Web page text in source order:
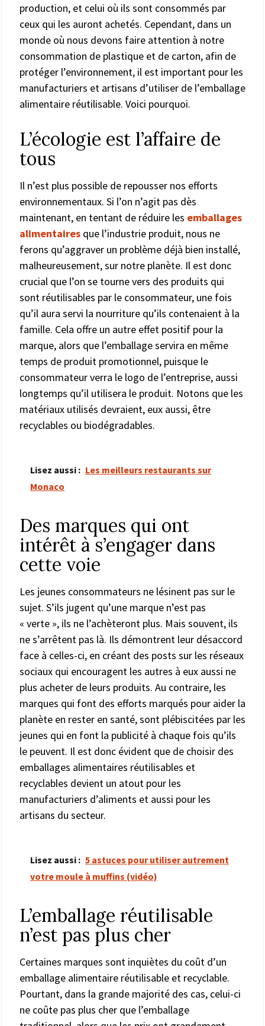
production, et celui où ils sont consommés par
ceux qui les auront achetés. Cependant, dans un
monde où nous devons faire attention à notre
consommation de plastique et de carton, afin de
protéger l’environnement, il est important pour les
manufacturiers et artisans d’utiliser de l’emballage
alimentaire réutilisable. Voici pourquoi.
L’écologie est l’affaire de
tous
Il n’est plus possible de repousser nos efforts
environnementaux. Si l’on n’agit pas dès
maintenant, en tentant de réduire les emballages
alimentaires que l’industrie produit, nous ne
ferons qu’aggraver un problème déjà bien installé,
malheureusement, sur notre planète. Il est donc
crucial que l’on se tourne vers des produits qui
sont réutilisables par le consommateur, une fois
qu’il aura servi la nourriture qu’ils contenaient à la
famille. Cela offre un autre effet positif pour la
marque, alors que l’emballage servira en même
temps de produit promotionnel, puisque le
consommateur verra le logo de l’entreprise, aussi
longtemps qu’il utilisera le produit. Notons que les
matériaux utilisés devraient, eux aussi, être
recyclables ou biodégradables.
Lisez aussi : Les meilleurs restaurants sur
Monaco
Des marques qui ont
intérêt à s’engager dans
cette voie
Les jeunes consommateurs ne lésinent pas sur le
sujet. S’ils jugent qu’une marque n’est pas
« verte », ils ne l’achèteront plus. Mais souvent, ils
ne s’arrêtent pas là. Ils démontrent leur désaccord
face à celles-ci, en créant des posts sur les réseaux
sociaux qui encouragent les autres à eux aussi ne
plus acheter de leurs produits. Au contraire, les
marques qui font des efforts marqués pour aider la
planète en rester en santé, sont plébiscitées par les
jeunes qui en font la publicité à chaque fois qu’ils
le peuvent. Il est donc évident que de choisir des
emballages alimentaires réutilisables et
recyclables devient un atout pour les
manufacturiers d’aliments et aussi pour les
artisans du secteur.
Lisez aussi : 5 astuces pour utiliser autrement
votre moule à muffins (vidéo)
L’emballage réutilisable
n’est pas plus cher
Certaines marques sont inquiètes du coût d’un
emballage alimentaire réutilisable et recyclable.
Pourtant, dans la grande majorité des cas, celui-ci
ne coûte pas plus cher que l’emballage